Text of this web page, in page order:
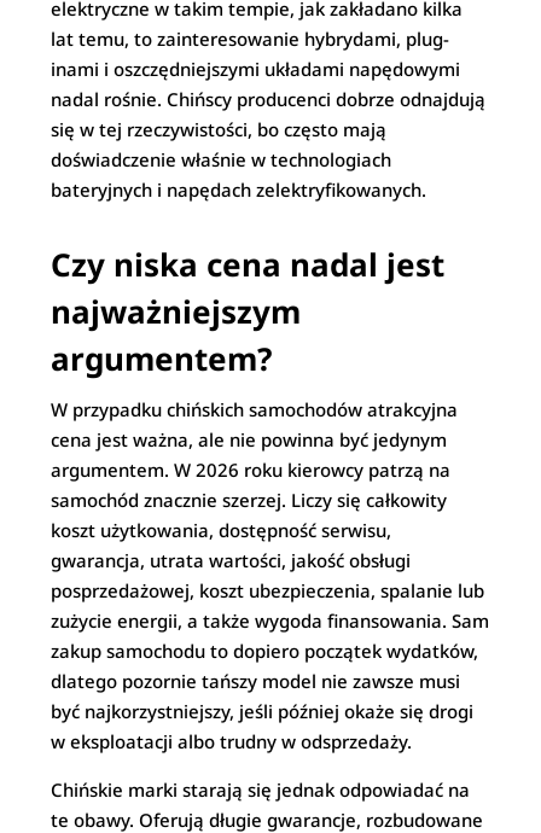
elektryczne w takim tempie, jak zakładano kilka
lat temu, to zainteresowanie hybrydami, plug-
inami i oszczędniejszymi układami napędowymi
nadal rośnie. Chińscy producenci dobrze odnajdują
się w tej rzeczywistości, bo często mają
doświadczenie właśnie w technologiach
bateryjnych i napędach zelektryfikowanych.
Czy niska cena nadal jest
najważniejszym
argumentem?
W przypadku chińskich samochodów atrakcyjna
cena jest ważna, ale nie powinna być jedynym
argumentem. W 2026 roku kierowcy patrzą na
samochód znacznie szerzej. Liczy się całkowity
koszt użytkowania, dostępność serwisu,
gwarancja, utrata wartości, jakość obsługi
posprzedażowej, koszt ubezpieczenia, spalanie lub
zużycie energii, a także wygoda finansowania. Sam
zakup samochodu to dopiero początek wydatków,
dlatego pozornie tańszy model nie zawsze musi
być najkorzystniejszy, jeśli później okaże się drogi
w eksploatacji albo trudny w odsprzedaży.
Chińskie marki starają się jednak odpowiadać na
te obawy. Oferują długie gwarancje, rozbudowane